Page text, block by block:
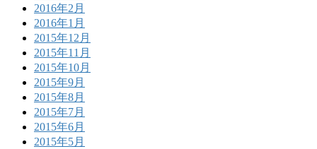
2016年2月
2016年1月
2015年12月
2015年11月
2015年10月
2015年9月
2015年8月
2015年7月
2015年6月
2015年5月